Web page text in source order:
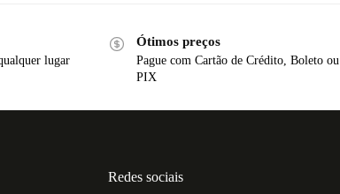
lugar
Ótimos preços
Pague com Cartão de Crédito, Boleto ou
PIX
Redes sociais